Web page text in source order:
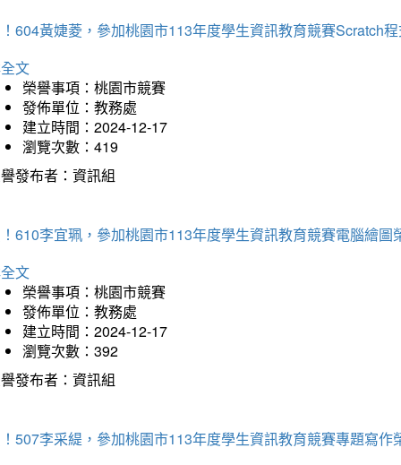
604黃婕菱，參加桃園市113年度學生資訊教育競賽Scratch
文
榮譽事項：桃園市競賽
發佈單位：教務處
建立時間：2024-12-17
瀏覽次數：419
發布者：資訊組
610李宜珮，參加桃園市113年度學生資訊教育競賽電腦繪圖
文
榮譽事項：桃園市競賽
發佈單位：教務處
建立時間：2024-12-17
瀏覽次數：392
發布者：資訊組
507李采緹，參加桃園市113年度學生資訊教育競賽專題寫作